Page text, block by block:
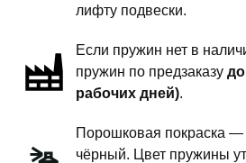
дюйма
комфорт
лифту подвески.
Если пружин нет в
пружин по предзаказу
рабочих дней).
Порошковая покраска —
чёрный. Цвет пружины